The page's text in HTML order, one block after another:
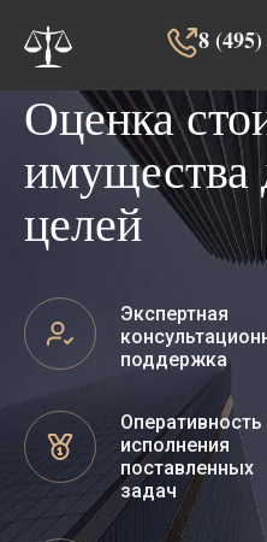
8
Оценка
целей
Экспертная
поддержка
Оперативность
исполнения
поставленных
задач